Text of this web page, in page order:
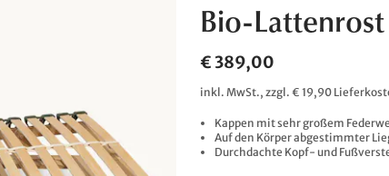
Bio-
€ 389,00
inkl. MwSt., zzgl. € 19,90
Kappen mit sehr großem
Auf den Körper abgestimmter
Durchdachte Kopf- und